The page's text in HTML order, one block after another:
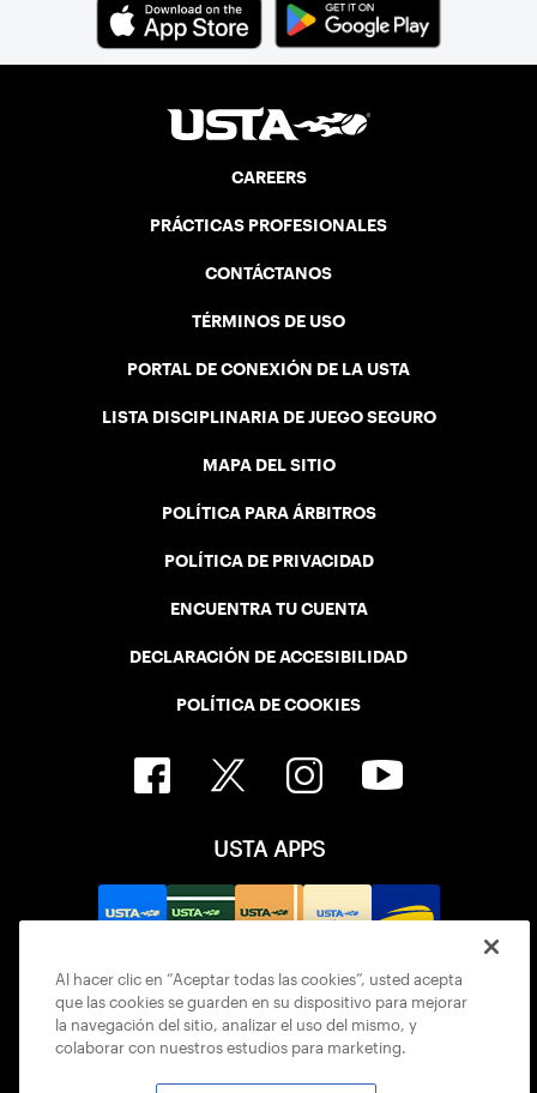
CAREERS
PRÁCTICAS PROFESIONALES
CONTÁCTANOS
TÉRMINOS DE USO
PORTAL DE CONEXIÓN DE LA USTA
LISTA DISCIPLINARIA DE JUEGO SEGURO
MAPA DEL SITIO
POLÍTICA PARA ÁRBITROS
POLÍTICA DE PRIVACIDAD
ENCUENTRA TU CUENTA
DECLARACIÓN DE ACCESIBILIDAD
POLÍTICA DE COOKIES
USTA APPS
Al hacer clic en “Aceptar todas las cookies”, usted acepta
que las cookies se guarden en su dispositivo para mejorar
la navegación del sitio, analizar el uso del mismo, y
colaborar con nuestros estudios para marketing.